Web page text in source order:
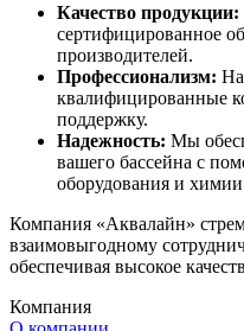
Качество продукции:
сертифицированное
производителей.
Профессионализм:
квалифицированные
поддержку.
Надежность: Мы
вашего бассейна с
оборудования и
Компания «Аквалайн»
взаимовыгодному
обеспечивая высокое
Компания